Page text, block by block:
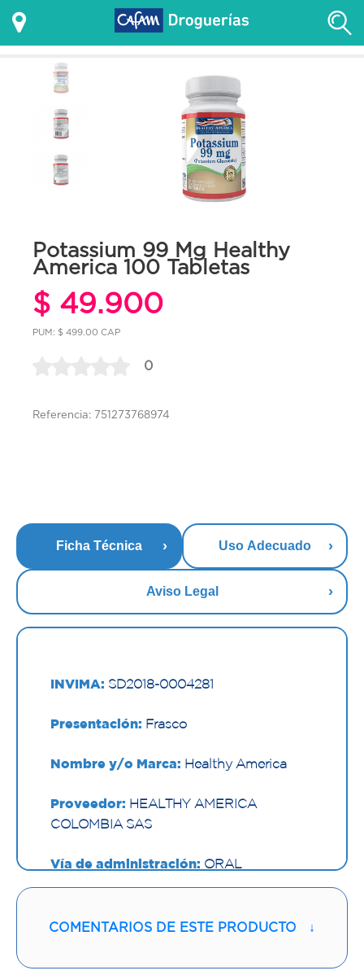
Potassium 99 Mg Healthy
America 100 Tabletas
$ 49.900
PUM: $ 499.00 CAP
0
Referencia: 751273768974
Ficha Técnica Uso Adecuado
Aviso Legal
INVIMA: SD2018-0004281
Presentación: Frasco
Nombre y/o Marca: Healthy America
Proveedor: HEALTHY AMERICA
COLOMBIA SAS
Vía de administración: ORAL
COMENTARIOS DE ESTE PRODUCTO ↓